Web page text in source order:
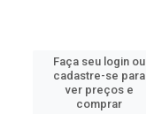
Faça seu login ou
cadastre-se para
ver preços e
comprar